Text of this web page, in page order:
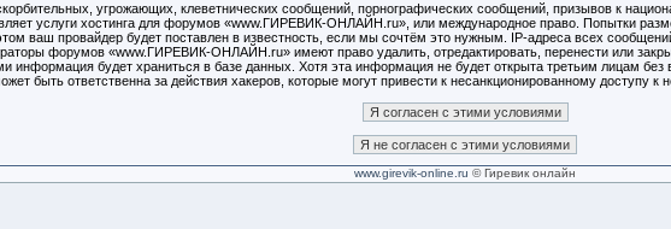
угрожающих, клеветнических сообщений, порнографических сообщений, призывов к
услуги хостинга для форумов «www.ГИРЕВИК-ОНЛАЙН.ru», или международное право. Попытки
ваш провайдер будет поставлен в известность, если мы сочтём это нужным. IP-адреса всех
форумов «www.ГИРЕВИК-ОНЛАЙН.ru» имеют право удалить, отредактировать, перенести или
информация будет храниться в базе данных. Хотя эта информация не будет открыта третьим лицам
быть ответственна за действия хакеров, которые могут привести к несанкционированному доступу к
www.girevik-online.ru © Гиревик онлайн